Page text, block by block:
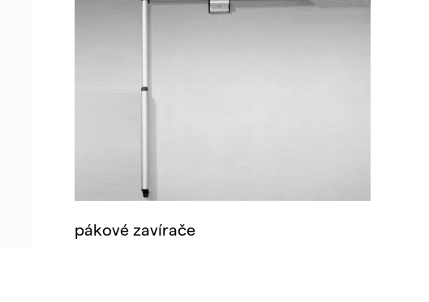
pákové zavírače